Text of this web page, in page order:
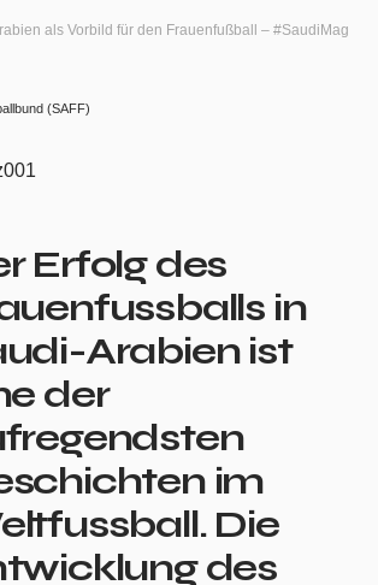
als Vorbild für den Frauenfußball – #SaudiMag
(SAFF)
Erfolg des
in
Arabien ist
der
im
Die
des